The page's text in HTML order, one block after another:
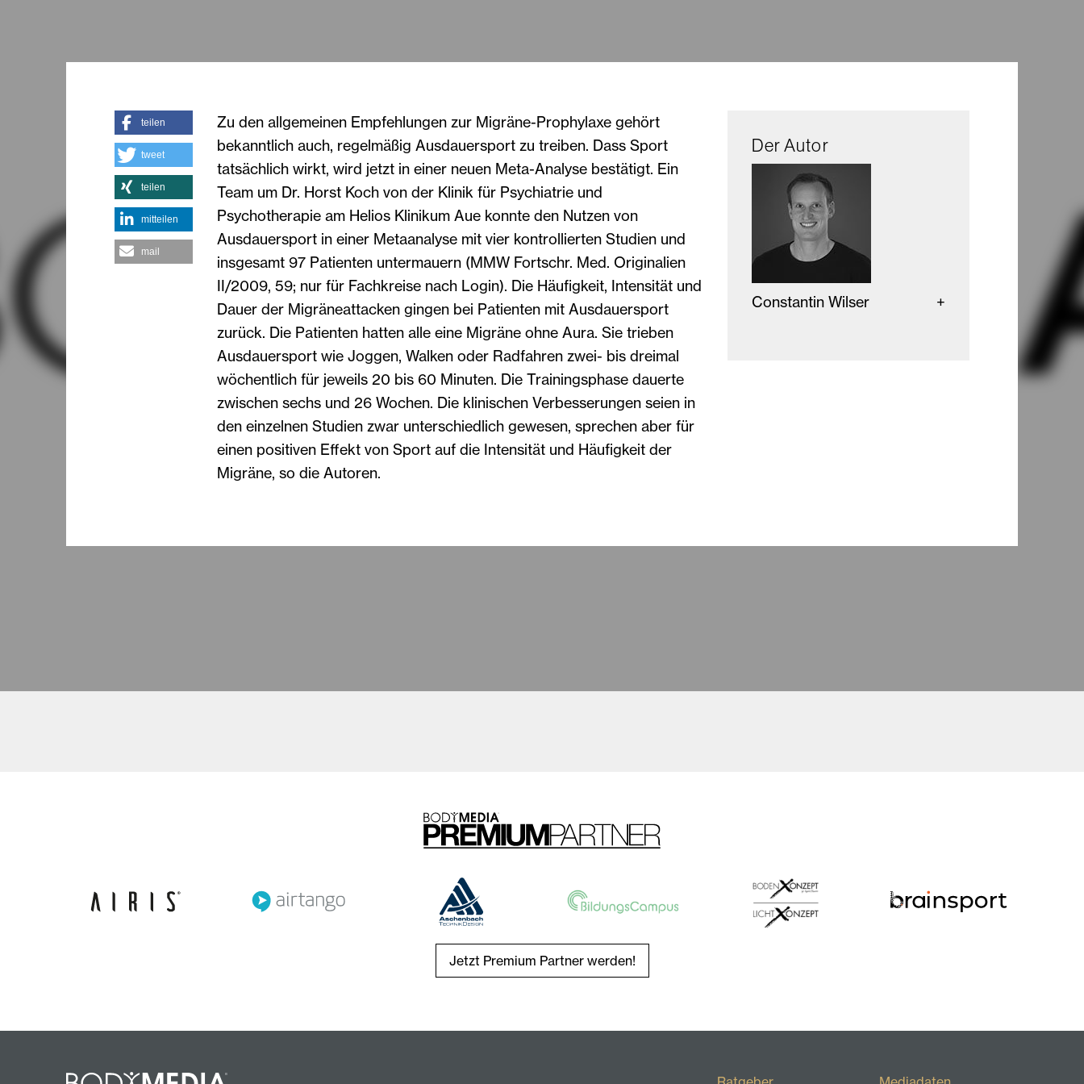
Zu den allgemeinen Empfehlungen zur Migräne-Prophylaxe gehört
bekanntlich auch, regelmäßig Ausdauersport zu treiben. Dass Sport
tatsächlich wirkt, wird jetzt in einer neuen Meta-Analyse bestätigt. Ein
Team um Dr. Horst Koch von der Klinik für Psychiatrie und
Psychotherapie am Helios Klinikum Aue konnte den Nutzen von
Ausdauersport in einer Metaanalyse mit vier kontrollierten Studien und
insgesamt 97 Patienten untermauern (MMW Fortschr. Med. Originalien
II/2009, 59; nur für Fachkreise nach Login). Die Häufigkeit, Intensität und
Dauer der Migräneattacken gingen bei Patienten mit Ausdauersport
zurück. Die Patienten hatten alle eine Migräne ohne Aura. Sie trieben
Ausdauersport wie Joggen, Walken oder Radfahren zwei- bis dreimal
wöchentlich für jeweils 20 bis 60 Minuten. Die Trainingsphase dauerte
zwischen sechs und 26 Wochen. Die klinischen Verbesserungen seien in
den einzelnen Studien zwar unterschiedlich gewesen, sprechen aber für
einen positiven Effekt von Sport auf die Intensität und Häufigkeit der
Migräne, so die Autoren.
teilen
tweet
teilen
mitteilen
mail
Der Autor
Constantin Wilser
Jetzt Premium Partner werden!